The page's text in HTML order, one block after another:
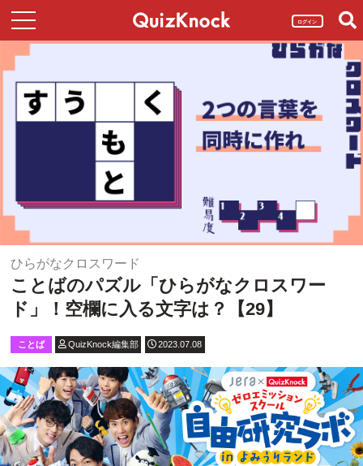
ログイン
ひらがなクロスワード
ことばのパズル「ひらがなクロスワー
ド」！空欄に入る文字は？【29】
ことば QuizKnock編集部 2023.07.08